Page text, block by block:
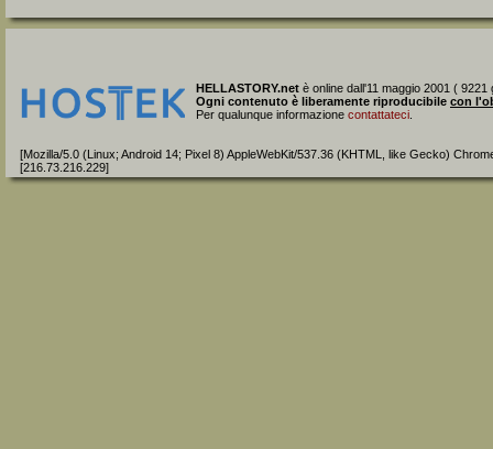
HELLASTORY.net è online dall'11 maggio 2001 ( 9221
Ogni contenuto è liberamente riproducibile con
Per qualunque informazione contattateci
[Mozilla/5.0 (Linux; Android 14; Pixel 8) AppleWebKit/537.36 (KHTML, like Gecko)
[216.73.216.229]